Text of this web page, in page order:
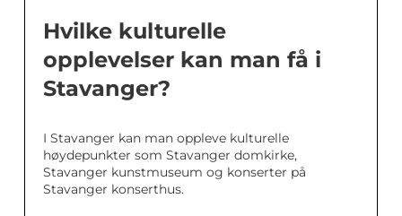
Hvilke kulturelle
opplevelser kan man få i
Stavanger?
I Stavanger kan man oppleve kulturelle
høydepunkter som Stavanger domkirke,
Stavanger kunstmuseum og konserter på
Stavanger konserthus.